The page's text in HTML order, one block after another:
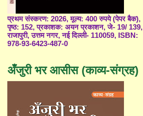
प्रथम संस्करण: 2026, मूल्य: 400 रुपये (पेपर बैक),
पृष्ठ: 152, प्रकाशक: अयन प्रकाशन, जे- 19/ 139,
राजापुरी, उत्तम नगर, नई दिल्ली- 110059, ISBN:
978-93-6423-487-0
अँजुरी भर आसीस (काव्य-संग्रह)